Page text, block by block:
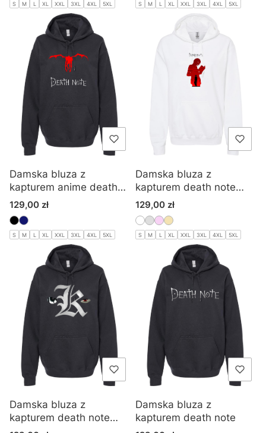
S M L XL XXL 3XL 4XL 5XL S M L XL XXL 3XL 4XL 5XL
Damska bluza z
kapturem anime death
note
Cena
129,00 zł
S M L XL XXL 3XL 4XL 5XL
Damska bluza z
kapturem death note
manga
Cena
129,00 zł
S M L XL XXL 3XL 4XL 5XL
Damska bluza z
kapturem death note
anime
Damska bluza z
kapturem death note